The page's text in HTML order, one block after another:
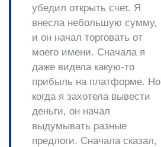
убедил открыть счет. Я
внесла небольшую сумму,
и он начал торговать от
моего имени. Сначала я
даже видела какую-то
прибыль на платформе. Но
когда я захотела вывести
деньги, он начал
выдумывать разные
предлоги. Сначала сказал,